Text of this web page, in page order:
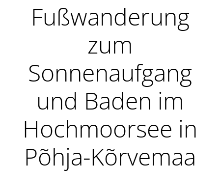
Fußwanderung
zum
Sonnenaufgang
und Baden im
Hochmoorsee in
Põhja-Kõrvemaa